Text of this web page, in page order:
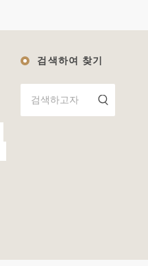
검색하여 찾기